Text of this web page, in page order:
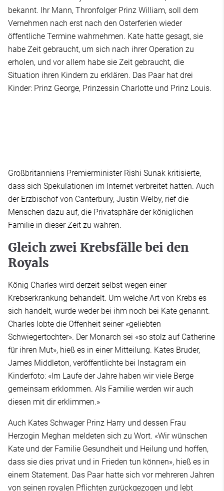
bekannt. Ihr Mann, Thronfolger Prinz William, soll dem
Vernehmen nach erst nach den Osterferien wieder
öffentliche Termine wahrnehmen. Kate hatte gesagt, sie
habe Zeit gebraucht, um sich nach ihrer Operation zu
erholen, und vor allem habe sie Zeit gebraucht, die
Situation ihren Kindern zu erklären. Das Paar hat drei
Kinder: Prinz George, Prinzessin Charlotte und Prinz Louis.
Großbritanniens Premierminister Rishi Sunak kritisierte,
dass sich Spekulationen im Internet verbreitet hatten. Auch
der Erzbischof von Canterbury, Justin Welby, rief die
Menschen dazu auf, die Privatsphäre der königlichen
Familie in dieser Zeit zu wahren.
Gleich zwei Krebsfälle bei den
Royals
König Charles wird derzeit selbst wegen einer
Krebserkrankung behandelt. Um welche Art von Krebs es
sich handelt, wurde weder bei ihm noch bei Kate genannt.
Charles lobte die Offenheit seiner «geliebten
Schwiegertochter». Der Monarch sei «so stolz auf Catherine
für ihren Mut», hieß es in einer Mitteilung. Kates Bruder,
James Middleton, veröffentlichte bei Instagram ein
Kinderfoto: «Im Laufe der Jahre haben wir viele Berge
gemeinsam erklommen. Als Familie werden wir auch
diesen mit dir erklimmen.»
Auch Kates Schwager Prinz Harry und dessen Frau
Herzogin Meghan meldeten sich zu Wort. «Wir wünschen
Kate und der Familie Gesundheit und Heilung und hoffen,
dass sie dies privat und in Frieden tun können», hieß es in
einem Statement. Das Paar hatte sich vor mehreren Jahren
von seinen royalen Pflichten zurückgezogen und lebt